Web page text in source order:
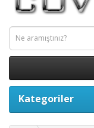
Kategoriler